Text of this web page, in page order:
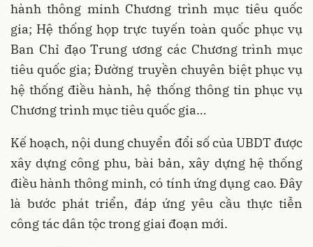
hành thông minh Chương trình mục tiêu quốc
gia; Hệ thống họp trực tuyến toàn quốc phục vụ
Ban Chỉ đạo Trung ương các Chương trình mục
tiêu quốc gia; Đường truyền chuyên biệt phục vụ
hệ thống điều hành, hệ thống thông tin phục vụ
Chương trình mục tiêu quốc gia…
Kế hoạch, nội dung chuyển đổi số của UBDT được
xây dựng công phu, bài bản, xây dựng hệ thống
điều hành thông minh, có tính ứng dụng cao. Đây
là bước phát triển, đáp ứng yêu cầu thực tiễn
công tác dân tộc trong giai đoạn mới.